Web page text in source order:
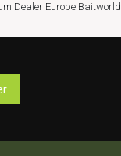
Dealer Europe Baitworld